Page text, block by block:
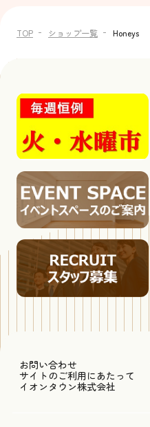
TOP ショップ一覧 Honeys
お問い合わせ
サイトのご利用にあたって
イオンタウン株式会社